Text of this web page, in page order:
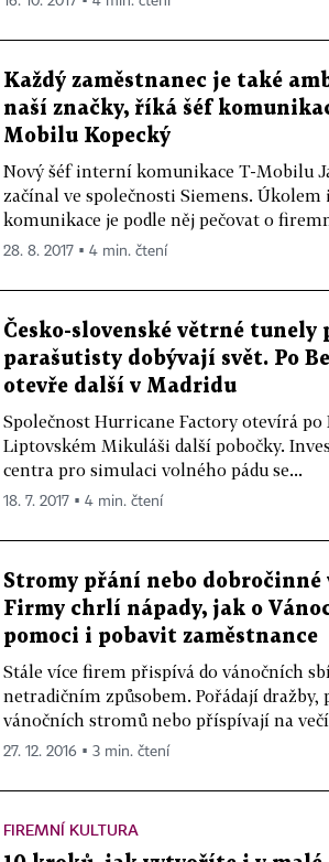
Každý zaměstnanec je také
naší značky, říká šéf
Mobilu Kopecký
Nový šéf interní komunikace T-Mobilu
začínal ve společnosti Siemens.
komunikace je podle něj pečovat o
28. 8. 2017 ▪ 4 min. čtení
Česko-slovenské větrné tunely
parašutisty dobývají svět. Po
otevře další v Madridu
Společnost Hurricane Factory otevírá po
Liptovském Mikuláši další pobočky.
centra pro simulaci volného pádu se...
18. 7. 2017 ▪ 4 min. čtení
Stromy přání nebo dobročinné
Firmy chrlí nápady, jak o
pomoci i pobavit zaměstnance
Stále více firem přispívá do vánočních
netradičním způsobem. Pořádají dražby,
vánočních stromů nebo příspívají na
27. 12. 2016 ▪ 3 min. čtení
FIREMNÍ KULTURA